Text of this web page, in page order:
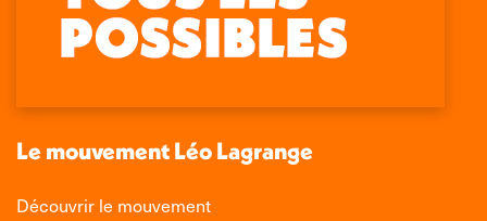
Facebook
s'ouvre
une
fenêtre
X
s'ouvre
une
fenêtre
LinkedIn
s'ouvre
une
fenêtre
Instagram
s'ouvre
une
nouvelle
fenêtre
Le mouvement Léo Lagrange
Découvrir le mouvement